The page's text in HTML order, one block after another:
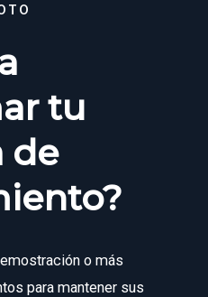
tu
de
o más
para mantener sus